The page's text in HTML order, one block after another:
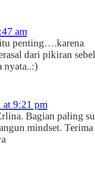
am
penting….karena
dari pikiran
nyata..:)
9:21 pm
Bagian paling
mindset. Terima